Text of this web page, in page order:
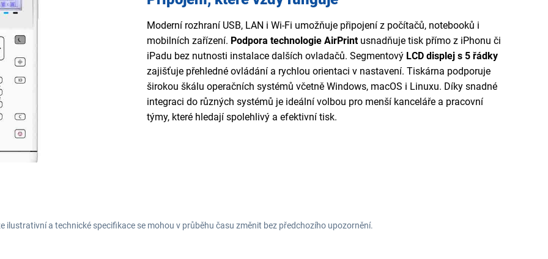
Moderní rozhraní USB, LAN i Wi-Fi umožňuje připojení z počítačů, notebooků i
mobilních zařízení. Podpora technologie AirPrintusnadňuje tisk přímo z iPhonu či
iPadu bez nutnosti instalace dalších ovladačů. Segmentový LCD displej s 5 řádky
zajišťuje přehledné ovládání a rychlou orientaci v nastavení. Tiskárna podporuje
širokou škálu operačních systémů včetně Windows, macOS i Linuxu. Díky snadné
integraci do různých systémů je ideální volbou pro menší kanceláře a pracovní
týmy, které hledají spolehlivý a efektivní tisk.
ilustrativní a technické specifikace se mohou v průběhu času změnit bez předchozího upozornění.